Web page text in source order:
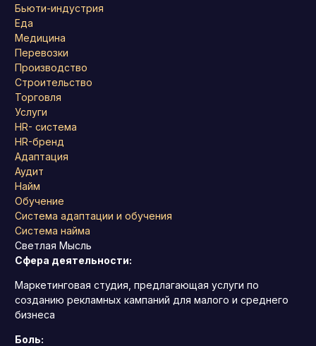
Бьюти-индустрия
Еда
Медицина
Перевозки
Производство
Строительство
Торговля
Услуги
HR- система
HR-бренд
Адаптация
Аудит
Найм
Обучение
Система адаптации и обучения
Система найма
Светлая Мысль
Сфера деятельности:
Маркетинговая студия, предлагающая услуги по
созданию рекламных кампаний для малого и среднего
бизнеса
Боль: